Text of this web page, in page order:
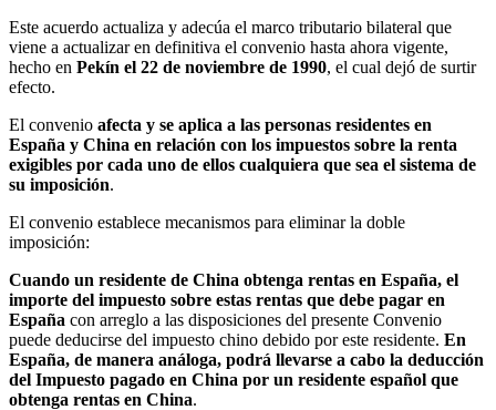
Este acuerdo actualiza y adecúa el marco tributario bilateral que
viene a actualizar en definitiva el convenio hasta ahora vigente,
hecho en Pekín el 22 de noviembre de 1990, el cual dejó de surtir
efecto.
El convenio afecta y se aplica a las personas residentes en
España y China en relación con los impuestos sobre la renta
exigibles por cada uno de ellos cualquiera que sea el sistema de
su imposición.
El convenio establece mecanismos para eliminar la doble
imposición:
Cuando un residente de China obtenga rentas en España, el
importe del impuesto sobre estas rentas que debe pagar en
España con arreglo a las disposiciones del presente Convenio
puede deducirse del impuesto chino debido por este residente. En
España, de manera análoga, podrá llevarse a cabo la deducción
del Impuesto pagado en China por un residente español que
obtenga rentas en China.